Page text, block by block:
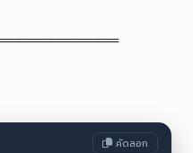
คัดลอก